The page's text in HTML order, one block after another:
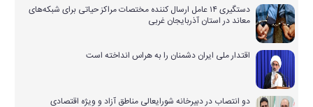
دستگیری ۱۴ عامل ارسال کننده مختصات مراکز حیاتی برای شبکه‌های
معاند در استان آذربایجان غربی
اقتدار ملی ایران دشمنان را به هراس انداخته است
دو انتصاب در دبیرخانه شورایعالی مناطق آزاد و ویژه اقتصادی